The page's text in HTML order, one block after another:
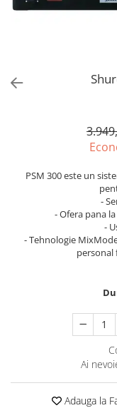
Accesorii de
Microfoane de
Microfoane de
calibrare
Microfoane de studio
Microfoane de
Microfoane de voce si
Microfoane lavaliera
Microfoane podcast,
Microfoane pt
Microfoane Ribbon
Microfoane
PSM 300 este un
-
- Ofera pana
-
- Tehnologie
personal
Ai
Adauga la